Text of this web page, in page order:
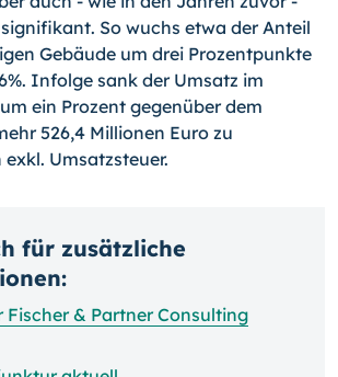
So wuchs etwa der Anteil
Gebäude um drei Prozentpunkte
Infolge sank der Umsatz im
ein Prozent gegenüber dem
526,4 Millionen Euro zu
Umsatzsteuer.
für zusätzliche
Fischer & Partner Consulting